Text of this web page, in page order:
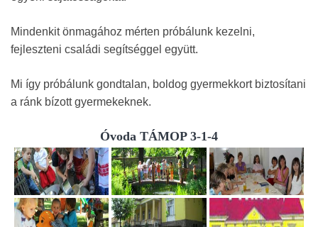
Mindenkit önmagához mérten próbálunk kezelni,
fejleszteni családi segítséggel együtt.
Mi így próbálunk gondtalan, boldog gyermekkort biztosítani
a ránk bízott gyermekeknek.
Óvoda TÁMOP 3-1-4